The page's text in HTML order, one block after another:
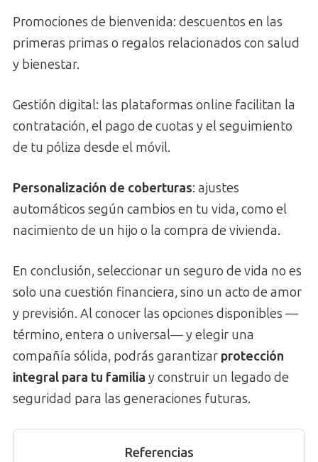
Promociones de bienvenida: descuentos en las
primeras primas o regalos relacionados con salud
y bienestar.
Gestión digital: las plataformas online facilitan la
contratación, el pago de cuotas y el seguimiento
de tu póliza desde el móvil.
Personalización de coberturas: ajustes
automáticos según cambios en tu vida, como el
nacimiento de un hijo o la compra de vivienda.
En conclusión, seleccionar un seguro de vida no es
solo una cuestión financiera, sino un acto de amor
y previsión. Al conocer las opciones disponibles —
término, entera o universal— y elegir una
compañía sólida, podrás garantizar protección
integral para tu familia y construir un legado de
seguridad para las generaciones futuras.
Referencias